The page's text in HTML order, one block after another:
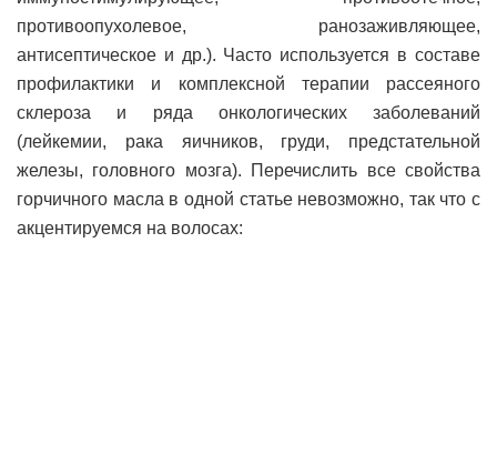
противоопухолевое, ранозаживляющее,
антисептическое и др.). Часто используется в составе
профилактики и комплексной терапии рассеяного
склероза и ряда онкологических заболеваний
(лейкемии, рака яичников, груди, предстательной
железы, головного мозга). Перечислить все свойства
горчичного масла в одной статье невозможно, так что с
акцентируемся на волосах: